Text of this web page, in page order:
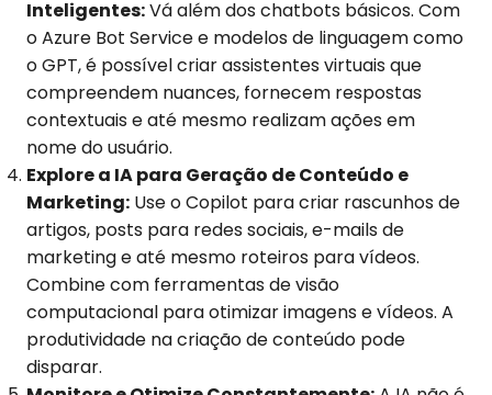
Inteligentes:Vá além dos chatbots básicos. Com
o Azure Bot Service e modelos de linguagem como
o GPT, é possível criar assistentes virtuais que
compreendem nuances, fornecem respostas
contextuais e até mesmo realizam ações em
nome do usuário.
Explore a IA para Geração de Conteúdo e
Marketing: Use o Copilot para criar rascunhos de
artigos, posts para redes sociais, e-mails de
marketing e até mesmo roteiros para vídeos.
Combine com ferramentas de visão
computacional para otimizar imagens e vídeos. A
produtividade na criação de conteúdo pode
disparar.